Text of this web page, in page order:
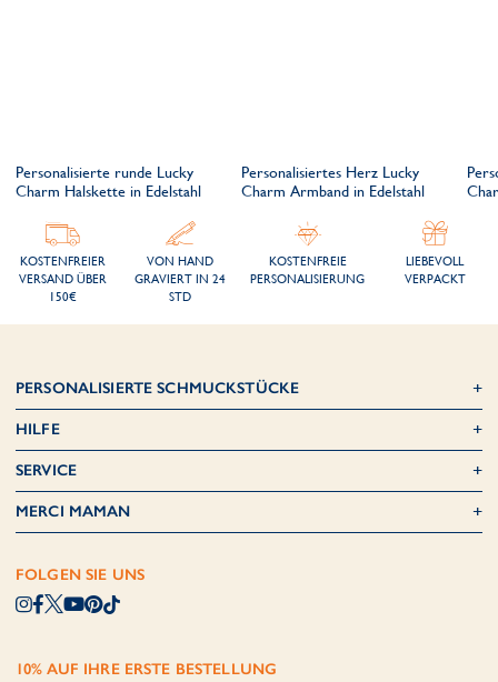
Personalisierte runde Lucky
Charm Halskette in Edelstahl
Personalisiertes Herz Lucky
Charm Armband in Edelstahl
KOSTENFREIER
VERSAND ÜBER
150€
VON HAND
GRAVIERT IN 24
STD
KOSTENFREIE
PERSONALISIERUNG
LIEBEVOLL
VERPACKT
PERSONALISIERTE SCHMUCKSTÜCKE
HILFE
SERVICE
MERCI MAMAN
FOLGEN SIE UNS
10% AUF IHRE ERSTE BESTELLUNG